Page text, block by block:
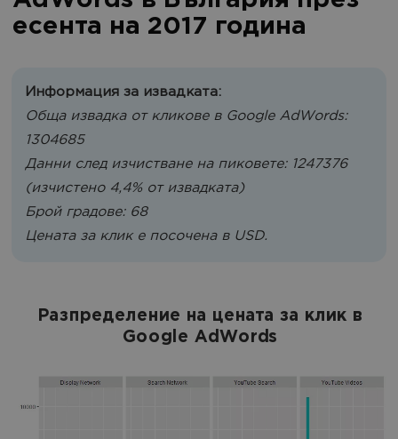
есента на 2017 година
Информация за извадката:
Обща извадка от кликове в Google AdWords:
1304685
Данни след изчистване на пиковете: 1247376
(изчистено 4,4% от извадката)
Брой градове: 68
Цената за клик е посочена в USD.
Разпределение на цената за клик в
Google AdWords